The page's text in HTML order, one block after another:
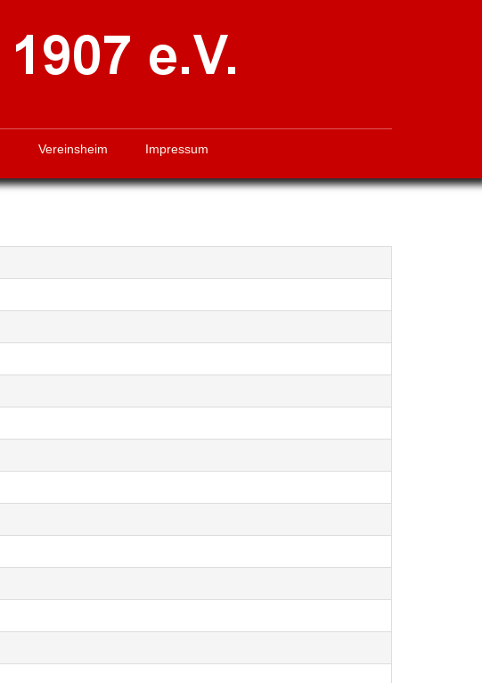
Vereinsheim Impressum